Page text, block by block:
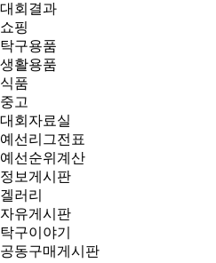
대회결과
쇼핑
탁구용품
생활용품
식품
중고
대회자료실
예선리그전표
예선순위계산
정보게시판
겔러리
자유게시판
탁구이야기
공동구매게시판